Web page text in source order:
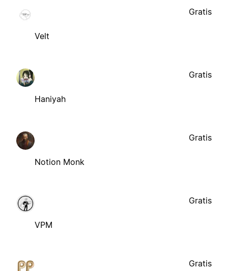
Velt
Gratis
Haniyah
Gratis
Notion Monk
Gratis
VPM
Gratis
Gratis